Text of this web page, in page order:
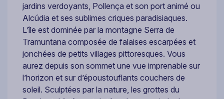
jardins verdoyants, Pollença et son port animé ou
Alcúdia et ses sublimes criques paradisiaques.
L’île est dominée par la montagne Serra de
Tramuntana composée de falaises escarpées et
jonchées de petits villages pittoresques. Vous
aurez depuis son sommet une vue imprenable sur
l’horizon et sur d’époustouflants couchers de
soleil. Sculptées par la nature, les grottes du